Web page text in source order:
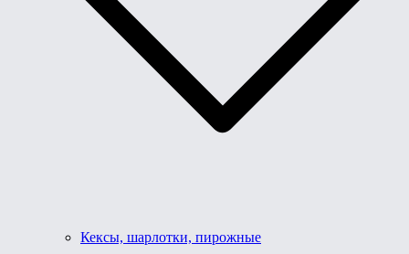
Кексы, шарлотки, пирожные